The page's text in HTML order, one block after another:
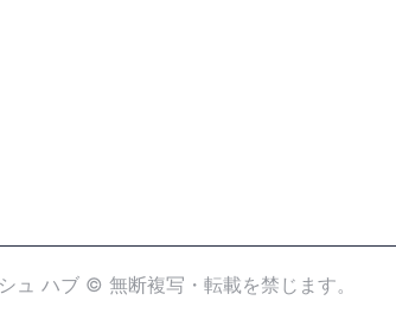
ュ ハブ © 無断複写・転載を禁じます。